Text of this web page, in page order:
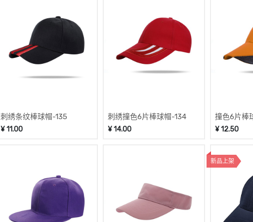
刺绣条纹棒球帽-135
¥11.00
刺绣撞色6片棒球帽-134
¥14.00
撞色6片棒
¥12.50
新品上架